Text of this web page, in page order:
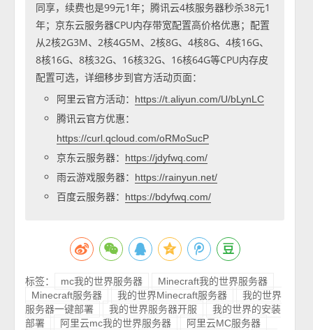
同享，续费也是99元1年；腾讯云4核服务器秒杀38元1
年；京东云服务器CPU内存带宽配置高价格优惠；配置
从2核2G3M、2核4G5M、2核8G、4核8G、4核16G、
8核16G、8核32G、16核32G、16核64G等CPU内存皮
配置可选，详细移步到官方活动页面：
阿里云官方活动：
https://t.aliyun.com/U/bLynLC
腾讯云官方优惠：
https://curl.qcloud.com/oRMoSucP
京东云服务器： https://jdyfwq.com/
雨云游戏服务器： https://rainyun.net/
百度云服务器： https://bdyfwq.com/
标签： mc我的世界服务器
Minecraft我的世界服务器
Minecraft服务器
我的世界Minecraft服务器
我的世界
服务器一键部署
我的世界服务器开服
我的世界的安装
部署
阿里云mc我的世界服务器
阿里云MC服务器